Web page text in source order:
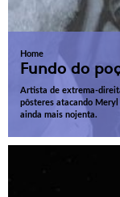
Home
Fundo do
Artista de extrema-
pôsteres atacando
ainda mais nojenta.